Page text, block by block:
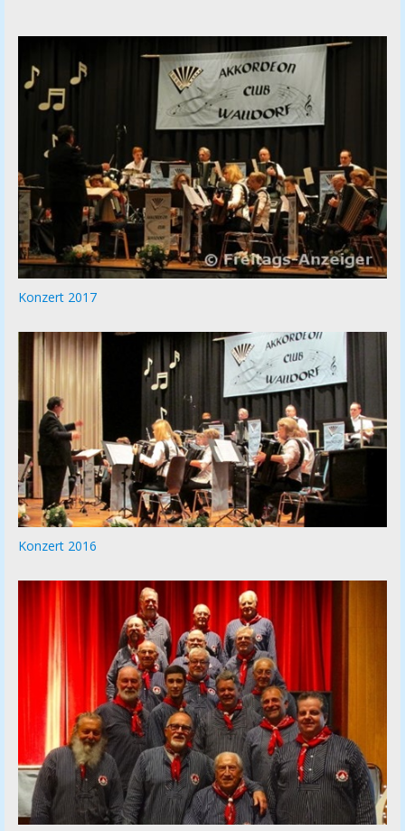
Konzert 2017
Konzert 2016